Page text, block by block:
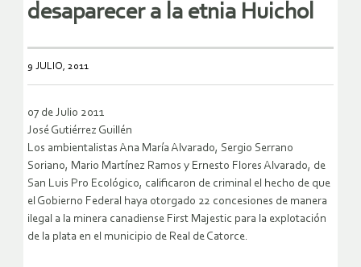
desaparecer a la etnia Huichol
9 JULIO, 2011
07 de Julio 2011
José Gutiérrez Guillén
Los ambientalistas Ana María Alvarado, Sergio Serrano
Soriano, Mario Martínez Ramos y Ernesto Flores Alvarado, de
San Luis Pro Ecológico, calificaron de criminal el hecho de que
el Gobierno Federal haya otorgado 22 concesiones de manera
ilegal a la minera canadiense First Majestic para la explotación
de la plata en el municipio de Real de Catorce.